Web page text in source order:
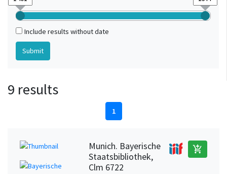
Include results without date
9 results
1
Munich. Bayerische
Staatsbibliothek,
Clm 6722
add_shopping_cart